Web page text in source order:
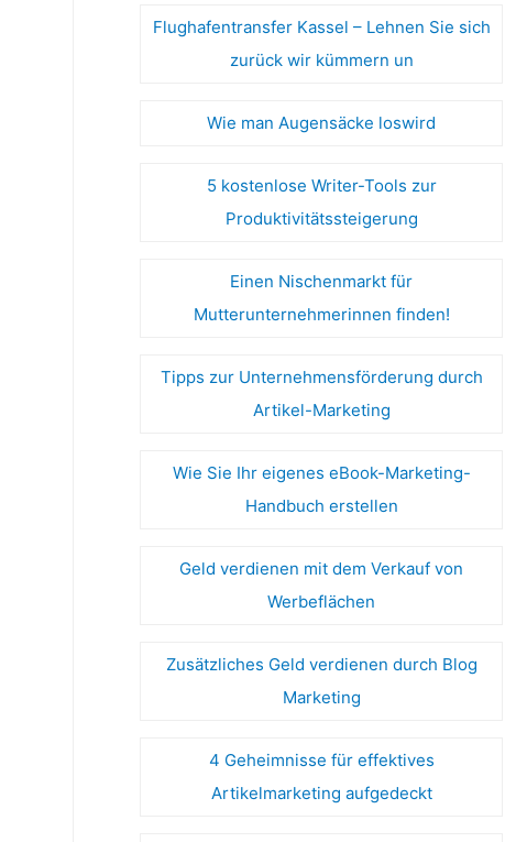
Flughafentransfer Kassel – Lehnen Sie sich
zurück wir kümmern un
Wie man Augensäcke loswird
5 kostenlose Writer-Tools zur
Produktivitätssteigerung
Einen Nischenmarkt für
Mutterunternehmerinnen finden!
Tipps zur Unternehmensförderung durch
Artikel-Marketing
Wie Sie Ihr eigenes eBook-Marketing-
Handbuch erstellen
Geld verdienen mit dem Verkauf von
Werbeflächen
Zusätzliches Geld verdienen durch Blog
Marketing
4 Geheimnisse für effektives
Artikelmarketing aufgedeckt